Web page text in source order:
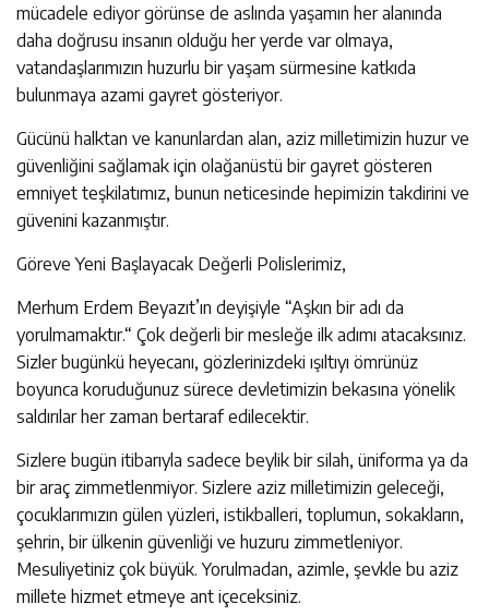
mücadele ediyor görünse de aslında yaşamın her alanında
daha doğrusu insanın olduğu her yerde var olmaya,
vatandaşlarımızın huzurlu bir yaşam sürmesine katkıda
bulunmaya azami gayret gösteriyor.
Gücünü halktan ve kanunlardan alan, aziz milletimizin huzur ve
güvenliğini sağlamak için olağanüstü bir gayret gösteren
emniyet teşkilatımız, bunun neticesinde hepimizin takdirini ve
güvenini kazanmıştır.
Göreve Yeni Başlayacak Değerli Polislerimiz,
Merhum Erdem Beyazıt’ın deyişiyle “Aşkın bir adı da
yorulmamaktır.“ Çok değerli bir mesleğe ilk adımı atacaksınız.
Sizler bugünkü heyecanı, gözlerinizdeki ışıltıyı ömrünüz
boyunca koruduğunuz sürece devletimizin bekasına yönelik
saldırılar her zaman bertaraf edilecektir.
Sizlere bugün itibarıyla sadece beylik bir silah, üniforma ya da
bir araç zimmetlenmiyor. Sizlere aziz milletimizin geleceği,
çocuklarımızın gülen yüzleri, istikballeri, toplumun, sokakların,
şehrin, bir ülkenin güvenliği ve huzuru zimmetleniyor.
Mesuliyetiniz çok büyük. Yorulmadan, azimle, şevkle bu aziz
millete hizmet etmeye ant içeceksiniz.